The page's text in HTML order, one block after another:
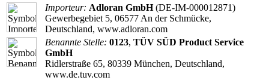
Importeur: Adloran GmbH(DE-IM-000012871)
Gewerbegebiet 5, 06577 An der Schmücke,
Deutschland, www.adloran.com
Benannte Stelle: 0123, TÜV SÜD Product Service
GmbH
Ridlerstraße 65, 80339 München, Deutschland,
www.de.tuv.com